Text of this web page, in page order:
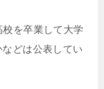
を卒業して大学
どは公表してい